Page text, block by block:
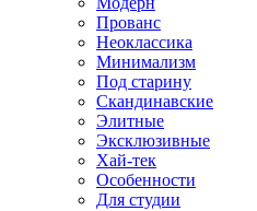
Прованс
Неоклассика
Минимализм
Под старину
Скандинавские
Элитные
Эксклюзивные
Хай-тек
Особенности
Для студии